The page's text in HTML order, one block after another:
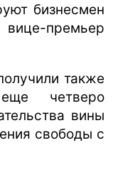
бизнесмен
премьер
также
четверо
вины
свободы с